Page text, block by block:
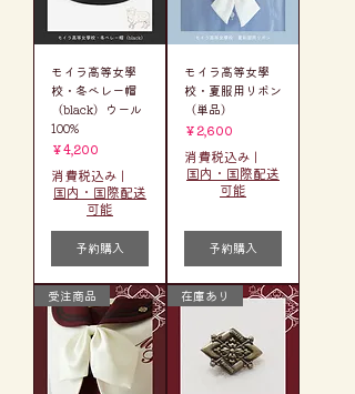
モイラ高等女學
校・冬ベレー帽
（black）ウール
100%
価格
￥4,200
消費税込み |
国内・国際配送
可能
予約購入
モイラ高等女學
校・夏服用リボン
（単品）
価格
￥2,600
消費税込み |
国内・国際配送
可能
予約購入
受注商品 在庫あり